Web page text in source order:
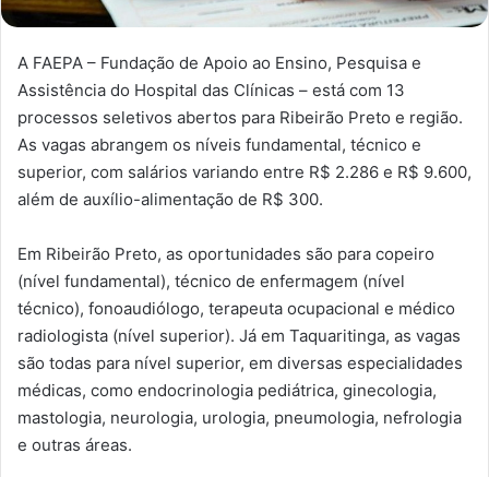
A FAEPA – Fundação de Apoio ao Ensino, Pesquisa e
Assistência do Hospital das Clínicas – está com 13
processos seletivos abertos para Ribeirão Preto e região.
As vagas abrangem os níveis fundamental, técnico e
superior, com salários variando entre R$ 2.286 e R$ 9.600,
além de auxílio-alimentação de R$ 300.
Em Ribeirão Preto, as oportunidades são para copeiro
(nível fundamental), técnico de enfermagem (nível
técnico), fonoaudiólogo, terapeuta ocupacional e médico
radiologista (nível superior). Já em Taquaritinga, as vagas
são todas para nível superior, em diversas especialidades
médicas, como endocrinologia pediátrica, ginecologia,
mastologia, neurologia, urologia, pneumologia, nefrologia
e outras áreas.